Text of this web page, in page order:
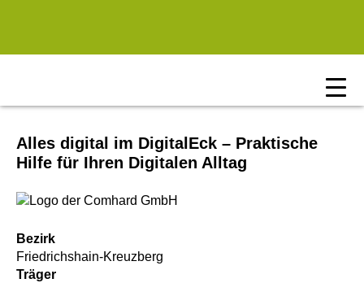
Alles digital im DigitalEck – Praktische
Hilfe für Ihren Digitalen Alltag
Bezirk
Friedrichshain-Kreuzberg
Träger